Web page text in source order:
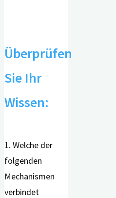
Überprüfen
Sie Ihr
Wissen:
1. Welche der
folgenden
Mechanismen
verbindet